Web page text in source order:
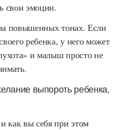
свои эмоции.
повышенных тонах. Если
ребенка, у него может
и малыш просто не
выпороть ребенка,
как вы себя при этом